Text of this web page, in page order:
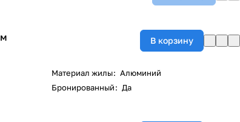
м В корзину
Материал жилы: Алюминий
Бронированный: Да